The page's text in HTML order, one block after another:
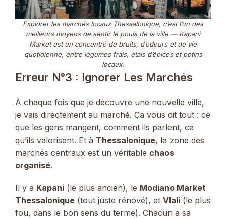
Explorer les marchés locaux Thessalonique, c’est l’un des
meilleurs moyens de sentir le pouls de la ville — Kapani
Market est un concentré de bruits, d’odeurs et de vie
quotidienne, entre légumes frais, étals d’épices et potins
locaux.
Erreur N°3 : Ignorer Les Marchés
À chaque fois que je découvre une nouvelle ville,
je vais directement au marché. Ça vous dit tout : ce
que les gens mangent, comment ils parlent, ce
qu’ils valorisent. Et à Thessalonique, la zone des
marchés centraux est un véritable chaos
organisé.
Il y a Kapani (le plus ancien), le Modiano Market
Thessalonique (tout juste rénové), et Vlali (le plus
fou, dans le bon sens du terme). Chacun a sa